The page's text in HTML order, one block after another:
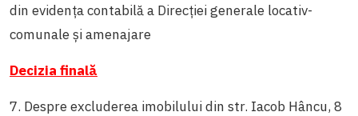
din evidența contabilă a Direcției generale locativ-
comunale și amenajare
Decizia finală
7. Despre excluderea imobilului din str. Iacob Hâncu, 8